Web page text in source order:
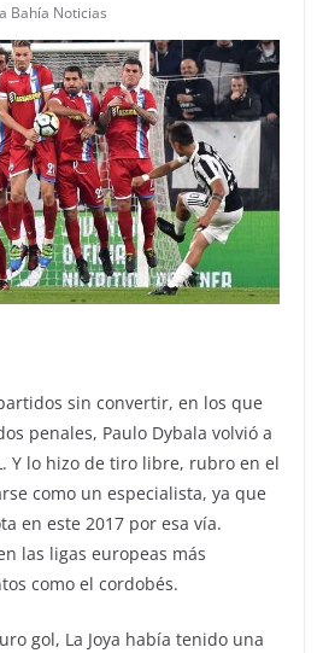
Bahía Noticias
sin convertir, en los que
penales, Paulo Dybala volvió a
Y lo hizo de tiro libre, rubro en el
como un especialista, ya que
en este 2017 por esa vía.
las ligas europeas más
como el cordobés.
gol, La Joya había tenido una